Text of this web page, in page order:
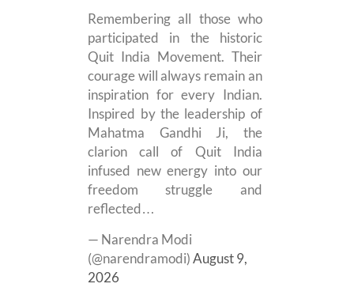
Remembering all those who
participated in the historic
Quit India Movement. Their
courage will always remain an
inspiration for every Indian.
Inspired by the leadership of
Mahatma Gandhi Ji, the
clarion call of Quit India
infused new energy into our
freedom struggle and
reflected…
— Narendra Modi
(@narendramodi)August 9,
2026